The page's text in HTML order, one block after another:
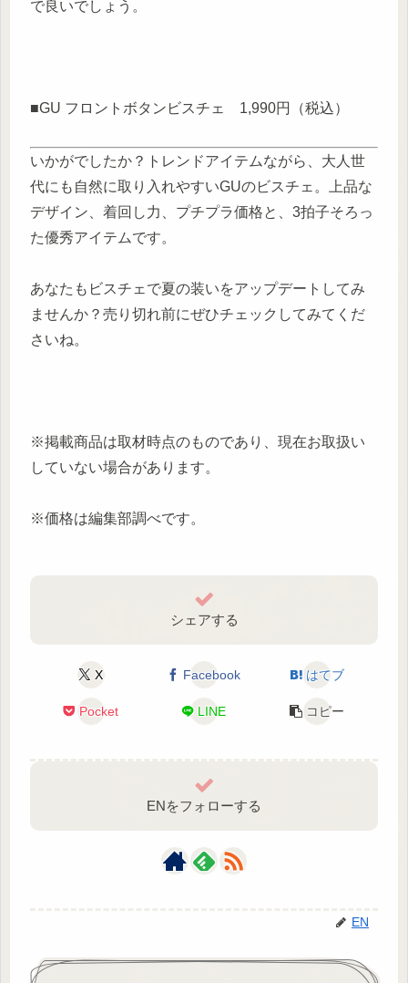
で良いでしょう。
■GU フロントボタンビスチェ 1,990円（税込）
いかがでしたか？トレンドアイテムながら、大人世
代にも自然に取り入れやすいGUのビスチェ。上品な
デザイン、着回し力、プチプラ価格と、3拍子そろっ
た優秀アイテムです。
あなたもビスチェで夏の装いをアップデートしてみ
ませんか？売り切れ前にぜひチェックしてみてくだ
さいね。
※掲載商品は取材時点のものであり、現在お取扱い
していない場合があります。
※価格は編集部調べです。
シェアする
X Facebook はてブ
Pocket LINE コピー
ENをフォローする
EN